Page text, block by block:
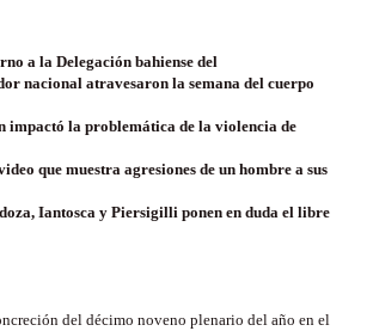
a la Delegación bahiense del
nacional atravesaron la semana del cuerpo
impactó la problemática de la violencia de
que muestra agresiones de un hombre a sus
Iantosca y Piersigilli ponen en duda el libre
del décimo noveno plenario del año en el